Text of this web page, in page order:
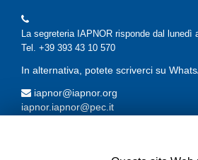
La segreteria IAPNOR risponde dal lunedì
Tel. +39 393 43 10 570
In alternativa, potete scriverci su
iapnor@iapnor.org
iapnor.iapnor@pec.it